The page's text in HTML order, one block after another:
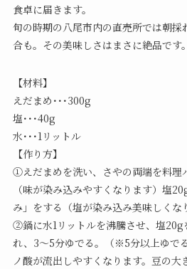
食卓に届きます。
旬の時期の八尾市内の直売所では朝
合も。その美味しさはまさに絶品です。
【材料】
えだまめ･･･300g
塩･･･40g
水･･･1リットル
【作り方】
①えだまめを洗い、さやの両端を料理
（味が染み込みやすくなります）塩
み」をする（塩が染み込み美味しくな
②鍋に水1リットルを沸騰させ、塩
れ、3～5分ゆでる。（※5分以上ゆで
ノ酸が流出しやすくなります。豆の大